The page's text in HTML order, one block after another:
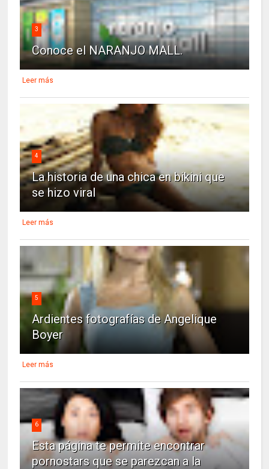
3
Conoce el NARANJO MALL.
Leer más
4
La historia de una chica en bikini que
se hizo viral
Leer más
5
Ardientes fotografías de Angelique
Boyer
Leer más
6
Esta página te permite encontrar
pornostars que se parezcan a la